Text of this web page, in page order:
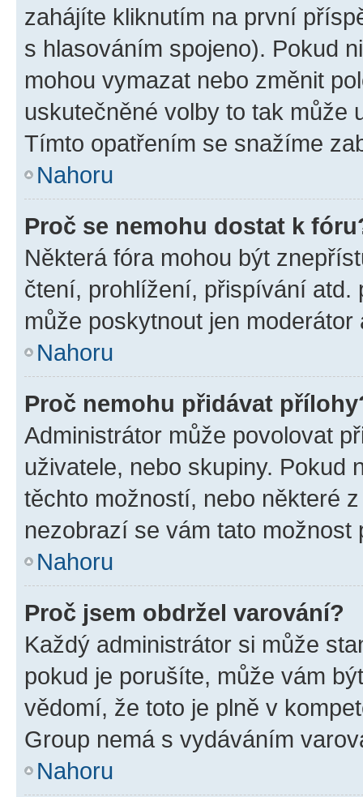
zahájíte kliknutím na první
s hlasováním spojeno). Pokud
mohou vymazat nebo změnit
uskutečněné volby to tak může
Tímto opatřením se snažíme
Nahoru
Proč se nemohu dostat k
Některá fóra mohou být
čtení, prohlížení, přispívání atd.
může poskytnout jen
Nahoru
Proč nemohu přidávat
Administrátor může povolovat
uživatele, nebo skupiny. Pokud
těchto možností, nebo některé
nezobrazí se vám tato
Nahoru
Proč jsem obdržel varování?
Každý administrátor si může
pokud je porušíte, může vám
vědomí, že toto je plně v
Group nemá s vydáváním
Nahoru